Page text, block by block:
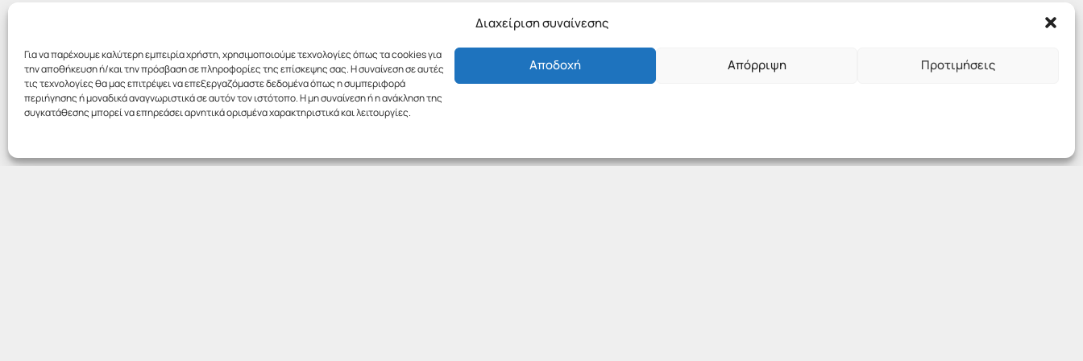
Διαχείριση συναίνεσης
Για να παρέχουμε καλύτερη εμπειρία χρήστη, χρησιμοποιούμε τεχνολογίες όπως τα cookies για
την αποθήκευση ή/και την πρόσβαση σε πληροφορίες της επίσκεψης σας. Η συναίνεση σε αυτές
τις τεχνολογίες θα μας επιτρέψει να επεξεργαζόμαστε δεδομένα όπως η συμπεριφορά
περιήγησης ή μοναδικά αναγνωριστικά σε αυτόν τον ιστότοπο. Η μη συναίνεση ή η ανάκληση της
συγκατάθεσης μπορεί να επηρεάσει αρνητικά ορισμένα χαρακτηριστικά και λειτουργίες.
Αποδοχή Απόρριψη Προτιμήσεις